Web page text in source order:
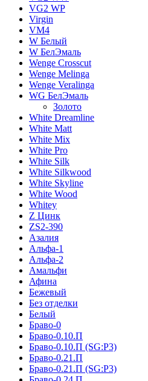
VG2 WР
Virgin
VM4
W Белый
W БелЭмаль
Wenge Crosscut
Wenge Melinga
Wenge Veralinga
WG БелЭмаль
Золото
White Dreamline
White Matt
White Mix
White Pro
White Silk
White Silkwood
White Skyline
White Wood
Whitey
Z Цинк
ZS2-390
Азалия
Альфа-1
Альфа-2
Амальфи
Афина
Бежевый
Без отделки
Белый
Браво-0
Браво-0.10.П
Браво-0.10.П (SG:P3)
Браво-0.21.П
Браво-0.21.П (SG:P3)